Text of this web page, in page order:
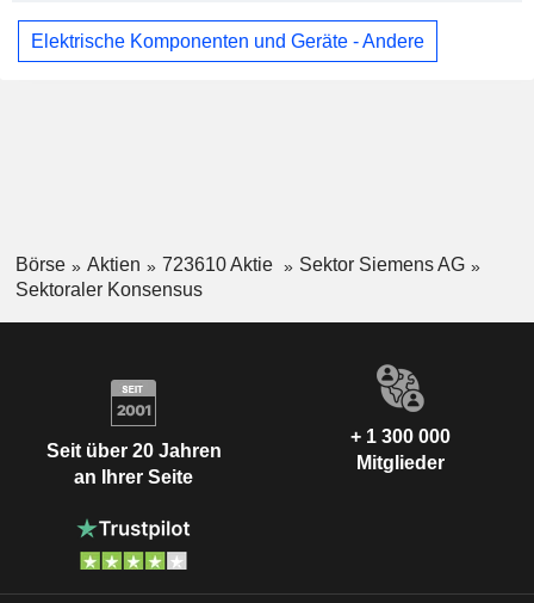
Elektrische Komponenten und Geräte - Andere
Börse Aktien 723610 Aktie
Sektor Siemens AG
Sektoraler Konsensus
Seit über 20 Jahren
an Ihrer Seite
+ 1 300 000
Mitglieder